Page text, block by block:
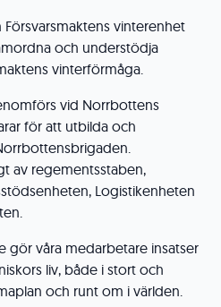
vinterenhet
och understödja
vinterförmåga.
vid Norrbottens
för att utbilda och
av regementsstaben,
Logistikenheten
gör våra medarbetare insatser
liv, både i stort och
och runt om i världen.